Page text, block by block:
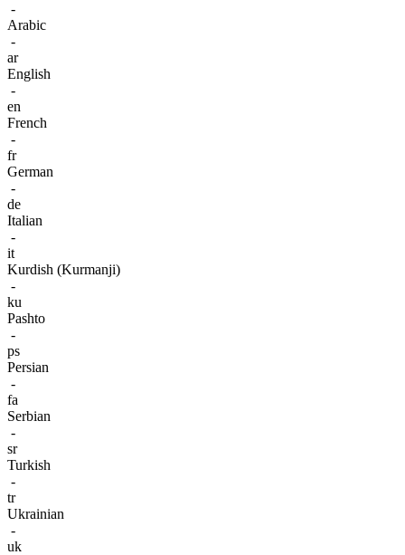
-
Arabic
-
ar
English
-
en
French
-
fr
German
-
de
Italian
-
it
Kurdish (Kurmanji)
-
ku
Pashto
-
ps
Persian
-
fa
Serbian
-
sr
Turkish
-
tr
Ukrainian
-
uk